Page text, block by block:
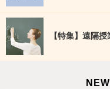
【特集】遠隔授